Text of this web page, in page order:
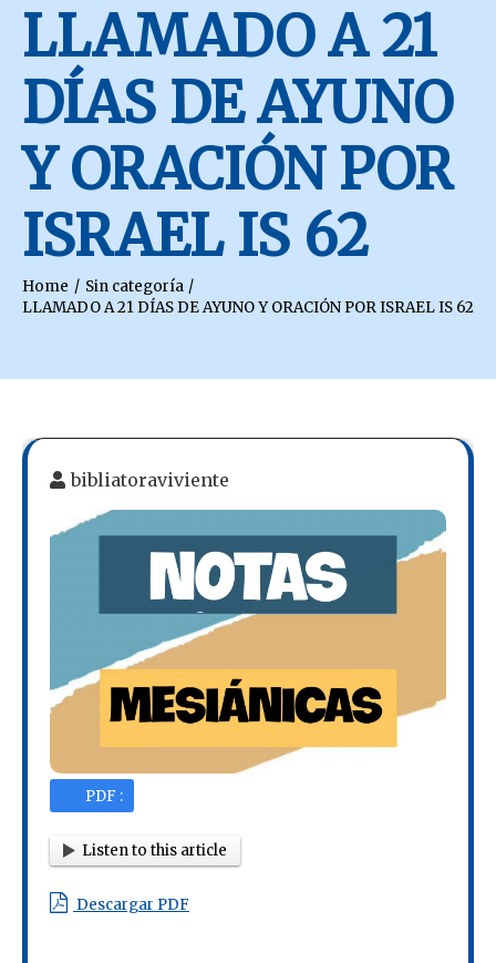
LLAMADO A 21
DÍAS DE AYUNO
Y ORACIÓN POR
ISRAEL IS 62
Home
Sin categoría
LLAMADO A 21 DÍAS DE AYUNO Y ORACIÓN POR ISRAEL IS 62
bibliatoraviviente
PDF :
Listen to this article
Descargar PDF